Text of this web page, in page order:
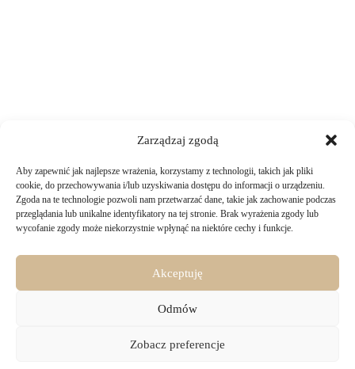
Zarządzaj zgodą
Aby zapewnić jak najlepsze wrażenia, korzystamy z technologii, takich jak pliki
cookie, do przechowywania i/lub uzyskiwania dostępu do informacji o urządzeniu.
Zgoda na te technologie pozwoli nam przetwarzać dane, takie jak zachowanie podczas
przeglądania lub unikalne identyfikatory na tej stronie. Brak wyrażenia zgody lub
wycofanie zgody może niekorzystnie wpłynąć na niektóre cechy i funkcje.
Akceptuję
Odmów
Zobacz preferencje
TWOJE ZAKUPY
Logowanie i rejestracja
Jak złożyć zamówienie
Formy płatności
14 dni na zwrot zakupów
INFORMACJE PRAWNE
Regulamin sklepu
Materiały do pobrania
KONTAKT
biuro@majru.comCopyright © 2026 - Majru